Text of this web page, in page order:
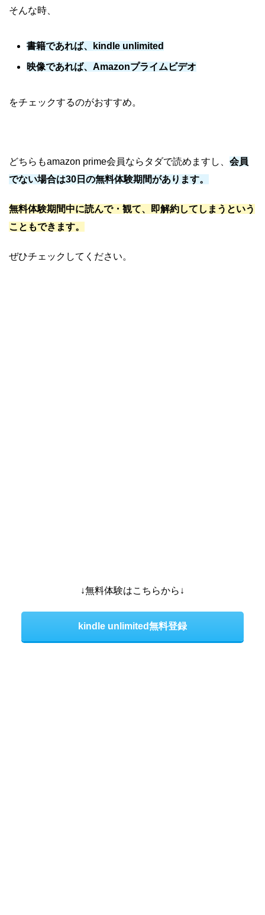
そんな時、
書籍であれば、kindle unlimited
映像であれば、Amazonプライムビデオ
をチェックするのがおすすめ。
どちらもamazon prime会員ならタダで読めますし、 会員
でない場合は30日の無料体験期間があります。
無料体験期間中に読んで・観て、即解約してしまうという
こともできます。
ぜひチェックしてください。
↓無料体験はこちらから↓
kindle unlimited無料登録